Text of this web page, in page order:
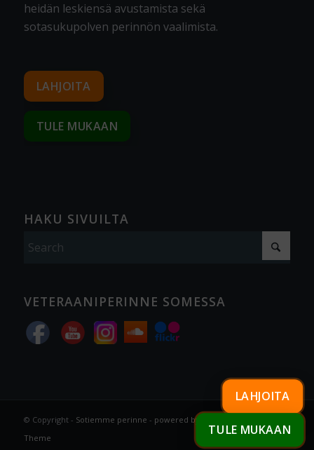
heidän leskiensä avustamista sekä
sotasukupolven perinnön vaalimista.
LAHJOITA
TULE MUKAAN
HAKU SIVUILTA
VETERAANIPERINNE SOMESSA
© Copyright - Sotiemme perinne - powered by Enfold WordPress
Theme
LAHJOITA
TULE MUKAAN